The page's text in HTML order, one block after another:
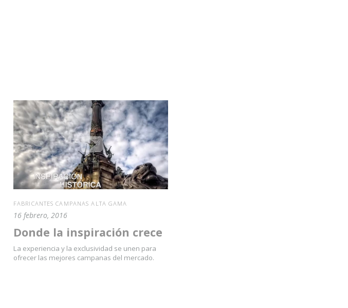
FABRICANTES CAMPANAS ALTA GAMA
16 febrero, 2016
Donde la inspiración crece
La experiencia y la exclusividad se unen para
ofrecer las mejores campanas del mercado.